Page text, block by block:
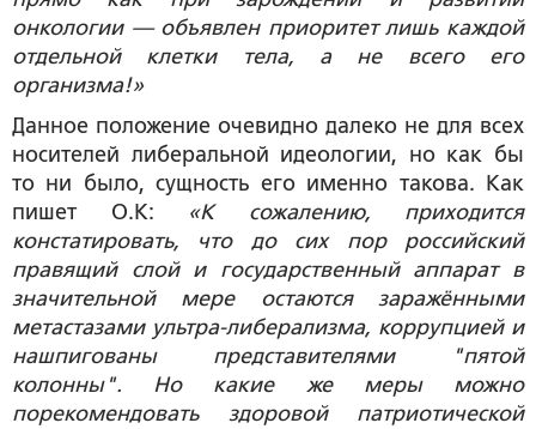
онкологии — объявлен приоритет лишь каждой
отдельной клетки тела, а не всего его
организма!»
Данное положение очевидно далеко не для всех
носителей либеральной идеологии, но как бы
то ни было, сущность его именно такова. Как
пишет О.К: «К сожалению, приходится
констатировать, что до сих пор российский
правящий слой и государственный аппарат в
значительной мере остаются заражёнными
метастазами ультра-либерализма, коррупцией и
нашпигованы представителями "пятой
колонны". Но какие же меры можно
порекомендовать здоровой патриотической